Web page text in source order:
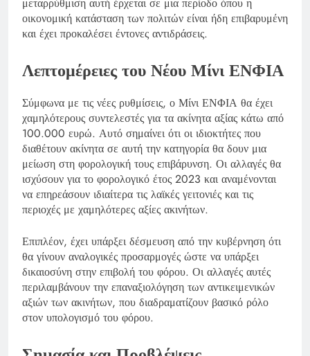
οικονομική κατάσταση των πολιτών είναι ήδη επιβαρυμένη
και έχει προκαλέσει έντονες αντιδράσεις.
Λεπτομέρειες του Νέου Μίνι ΕΝΦΙΑ
Σύμφωνα με τις νέες ρυθμίσεις, ο Μίνι ΕΝΦΙΑ θα έχει
χαμηλότερους συντελεστές για τα ακίνητα αξίας κάτω από
100.000 ευρώ. Αυτό σημαίνει ότι οι ιδιοκτήτες που
διαθέτουν ακίνητα σε αυτή την κατηγορία θα δουν μια
μείωση στη φορολογική τους επιβάρυνση. Οι αλλαγές θα
ισχύσουν για το φορολογικό έτος 2023 και αναμένονται
να επηρεάσουν ιδιαίτερα τις λαϊκές γειτονιές και τις
περιοχές με χαμηλότερες αξίες ακινήτων.
Επιπλέον, έχει υπάρξει δέσμευση από την κυβέρνηση ότι
θα γίνουν αναλογικές προσαρμογές ώστε να υπάρξει
δικαιοσύνη στην επιβολή του φόρου. Οι αλλαγές αυτές
περιλαμβάνουν την επαναξιολόγηση των αντικειμενικών
αξιών των ακινήτων, που διαδραματίζουν βασικό ρόλο
στον υπολογισμό του φόρου.